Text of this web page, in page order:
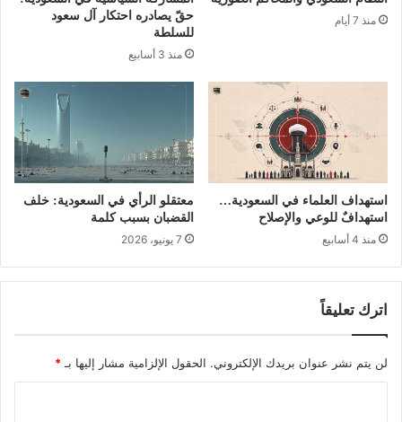
منذ 7 أيام
حقّ يصادره احتكار آل سعود
للسلطة
منذ 3 أسابيع
استهداف العلماء في السعودية…
استهدافٌ للوعي والإصلاح
منذ 4 أسابيع
معتقلو الرأي في السعودية: خلف
القضبان بسبب كلمة
7 يونيو، 2026
اترك تعليقاً
لن يتم نشر عنوان بريدك الإلكتروني. الحقول الإلزامية مشار إليها بـ *